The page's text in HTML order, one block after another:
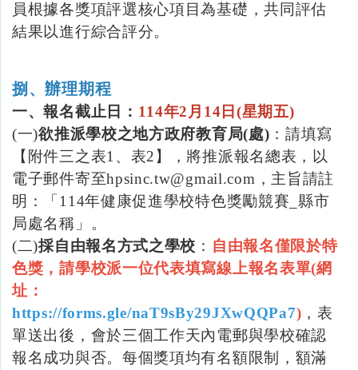
員根據各獎項評選核心項目為基礎，共同評估
結果以進行綜合評分。
捌、辦理期程
一、報名截止日： 114年2 月 14 日 (星期五)
(一)欲推派學校之地方政府教育局(處) ：請填寫
【附件三之表1 、表2 】，將推派報名總表，以
電子郵件寄至hpsinc.tw@gmail.com ，主旨請註
明：「 114年健康促進學校特色獎勵競賽 _縣市
局處名稱」。
(二)採自由報名方式之學校 ： 自由報名僅限於特
色獎，請學校派一位代表填寫線上報名表單(網
址：
https://forms.gle/naT9sBy29JXwQQPa7) ，表
單送出後，會於三個工作天內電郵與學校確認
報名成功與否。每個獎項均有名額限制，額滿